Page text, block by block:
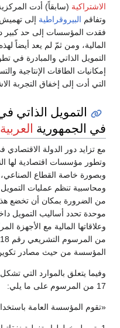
الاشتراكية(سابقاً) أدت المركزية
وتفاقمالبيروقراطيةإلى تهميش
فقدت المؤسسات إلى حد كبير
المالية، ومن ثمّ لم يعد أيضاً
التمويل الذاتي والمبادرة في
إمكانيات الطاقات الإنتاجية
التي أدت إلى إخفاق التجربة
التمويل الذاتي
في الجمهوريةالعربية
مع تزايد دور الدولة الاقتصادي في
وتطور مؤسسات اقتصادية لها
وبصورة خاصة القطاع الصناعي،
ومحاسبية تنظم عمليات التمويل
من الضرورة بمكان أن تخضع
موحدة تحدد أساليب التمويل
المؤسسة من حيث مصادر تكوين
وفيما يتعلق بالموارد التي تشكل
«تقوم المؤسسة العامة باستخدام